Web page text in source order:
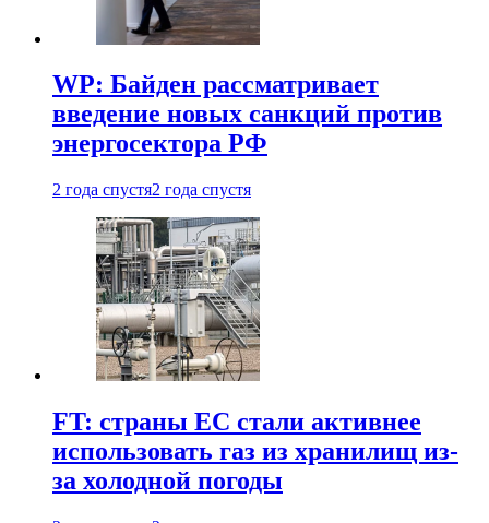
WP: Байден рассматривает
введение новых санкций против
энергосектора РФ
2 года спустя2 года спустя
FT: страны ЕС стали активнее
использовать газ из хранилищ из-
за холодной погоды